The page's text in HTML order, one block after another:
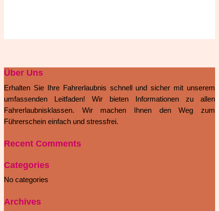
Über Uns
Erhalten Sie Ihre Fahrerlaubnis schnell und sicher mit unserem
umfassenden Leitfaden! Wir bieten Informationen zu allen
Fahrerlaubnisklassen. Wir machen Ihnen den Weg zum
Führerschein einfach und stressfrei.
Recent Comments
Categories
No categories
Archives